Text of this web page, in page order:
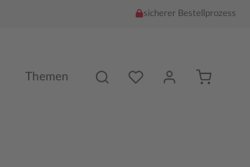
sicherer Bestellprozess
Themen Du hast %counter%